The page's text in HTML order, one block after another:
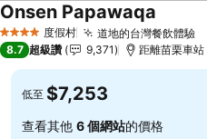
4 星級 度假村 道地的台灣餐飲體驗
Onsen Papawaqa
8.7 超級讚 9,371 距離苗栗車站
低至 $7,253
查看其他 6 個網站的價格